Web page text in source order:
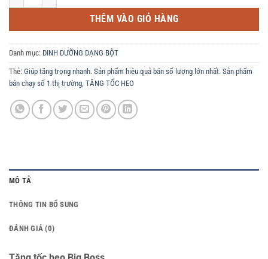
THÊM VÀO GIỎ HÀNG
Danh mục: DINH DƯỠNG DẠNG BỘT
Thẻ: Giúp tăng trọng nhanh. Sản phẩm hiệu quả bán số lượng lớn nhất. Sản phẩm
bán chạy số 1 thị trường TĂNG TỐC HEO
MÔ TẢ
THÔNG TIN BỔ SUNG
ĐÁNH GIÁ (0)